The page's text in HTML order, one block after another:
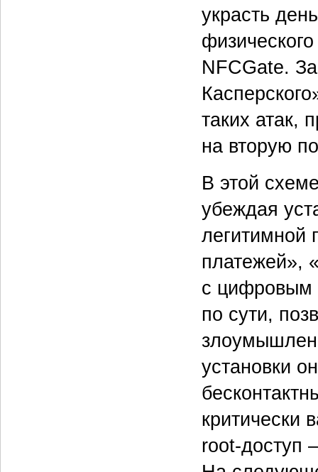
украсть
NFCGate.
таких атак,
на вторую
В этой
убеждая
легитимной
платежей»,
с цифровым
по сути,
установки
критически
root-доступ